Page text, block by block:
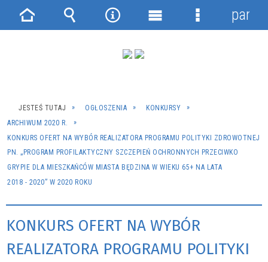
JESTEŚ TUTAJ OGŁOSZENIA
KONKURSY
ARCHIWUM 2020 R.
KONKURS OFERT NA WYBÓR REALIZATORA PROGRAMU POLITYKI ZDROWOTNEJ
PN. „PROGRAM PROFILAKTYCZNY SZCZEPIEŃ OCHRONNYCH PRZECIWKO
GRYPIE DLA MIESZKAŃCÓW MIASTA BĘDZINA W WIEKU 65+ NA LATA
2018 - 2020” W 2020 ROKU
KONKURS OFERT NA WYBÓR
REALIZATORA PROGRAMU POLITYKI
Strona Wyszukiwarka
NarzędziaMenu
Menu
panel